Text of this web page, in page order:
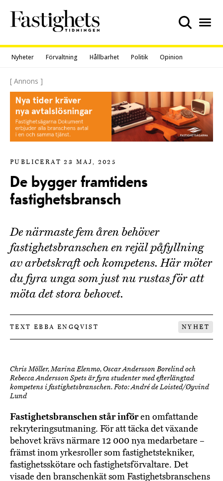
content
Nyheter Förvaltning Hållbarhet Politik Opinion
[ Annons ]
PUBLICERAT 23 MAJ, 2025
De bygger framtidens
fastighetsbransch
De närmaste fem åren behöver
fastighetsbranschen en rejäl påfyllning
av arbetskraft och kompetens. Här möter
du fyra unga som just nu rustas för att
möta det stora behovet.
TEXT EBBA ENGQVIST NYHET
Chris Möller, Marina Elenmo, Oscar Andersson Borelind och
Rebecca Andersson Spets är fyra studenter med efterlängtad
kompetens i fastighetsbranschen. Foto: André de Loisted/Øyvind
Lund
Fastighetsbranschen står infören omfattande
rekryteringsutmaning. För att täcka det växande
behovet krävs närmare 12 000 nya medarbetare –
främst inom yrkesroller som fastighetstekniker,
fastighetsskötare och fastighetsförvaltare. Det
visade den branschenkät som Fastighetsbranschens